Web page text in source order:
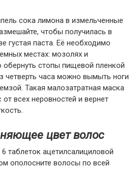
сока лимона в измельченные
чтобы получилась в
густая паста. Её необходимо
местах: мозолях и
обернуть стопы пищевой пленкой
четверть часа можно вымыть ноги
Такая малозатратная маска
всех неровностей и вернет
цвет волос
таблеток ацетилсалициловой
ополосните волосы по всей